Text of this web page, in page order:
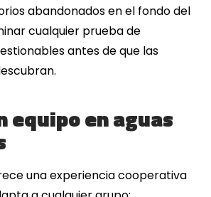
abandonados en el fondo del
cualquier prueba de
antes de que las
equipo en aguas
una experiencia cooperativa